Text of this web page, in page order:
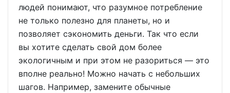
людей понимают, что разумное потребление
не только полезно для планеты, но и
позволяет сэкономить деньги. Так что если
вы хотите сделать свой дом более
экологичным и при этом не разориться — это
вполне реально! Можно начать с небольших
шагов. Например, замените обычные